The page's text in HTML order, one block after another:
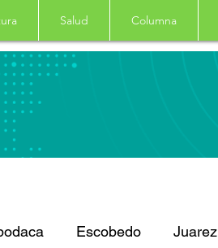
Salud Columna
Escobedo Juarez